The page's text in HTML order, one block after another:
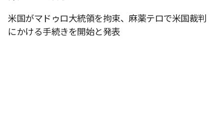
米国がマドゥロ大統領を拘束、麻薬テロで米国裁判
にかける手続きを開始と発表